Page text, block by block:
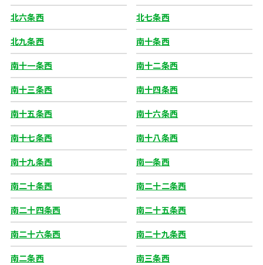
北六条西 北七条西
北九条西 南十条西
南十一条西 南十二条西
南十三条西 南十四条西
南十五条西 南十六条西
南十七条西 南十八条西
南十九条西 南一条西
南二十条西 南二十二条西
南二十四条西 南二十五条西
南二十六条西 南二十九条西
南二条西 南三条西